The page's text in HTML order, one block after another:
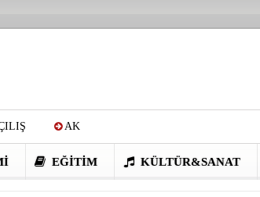
AK
GÖRÜNCEEĞITIM KÜLTÜR&SANAT